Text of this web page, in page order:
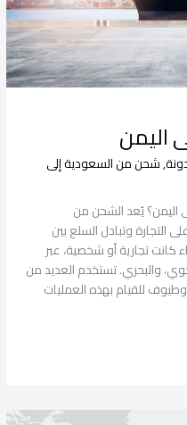
اليمن
,شحن من السعودية إلى
يُعد الشحن من
التجارة وتبادل السلع بين
كانت تجارية أو شخصية، عبر
والبحري. تستخدم العديد من
للقيام بهذه العمليات